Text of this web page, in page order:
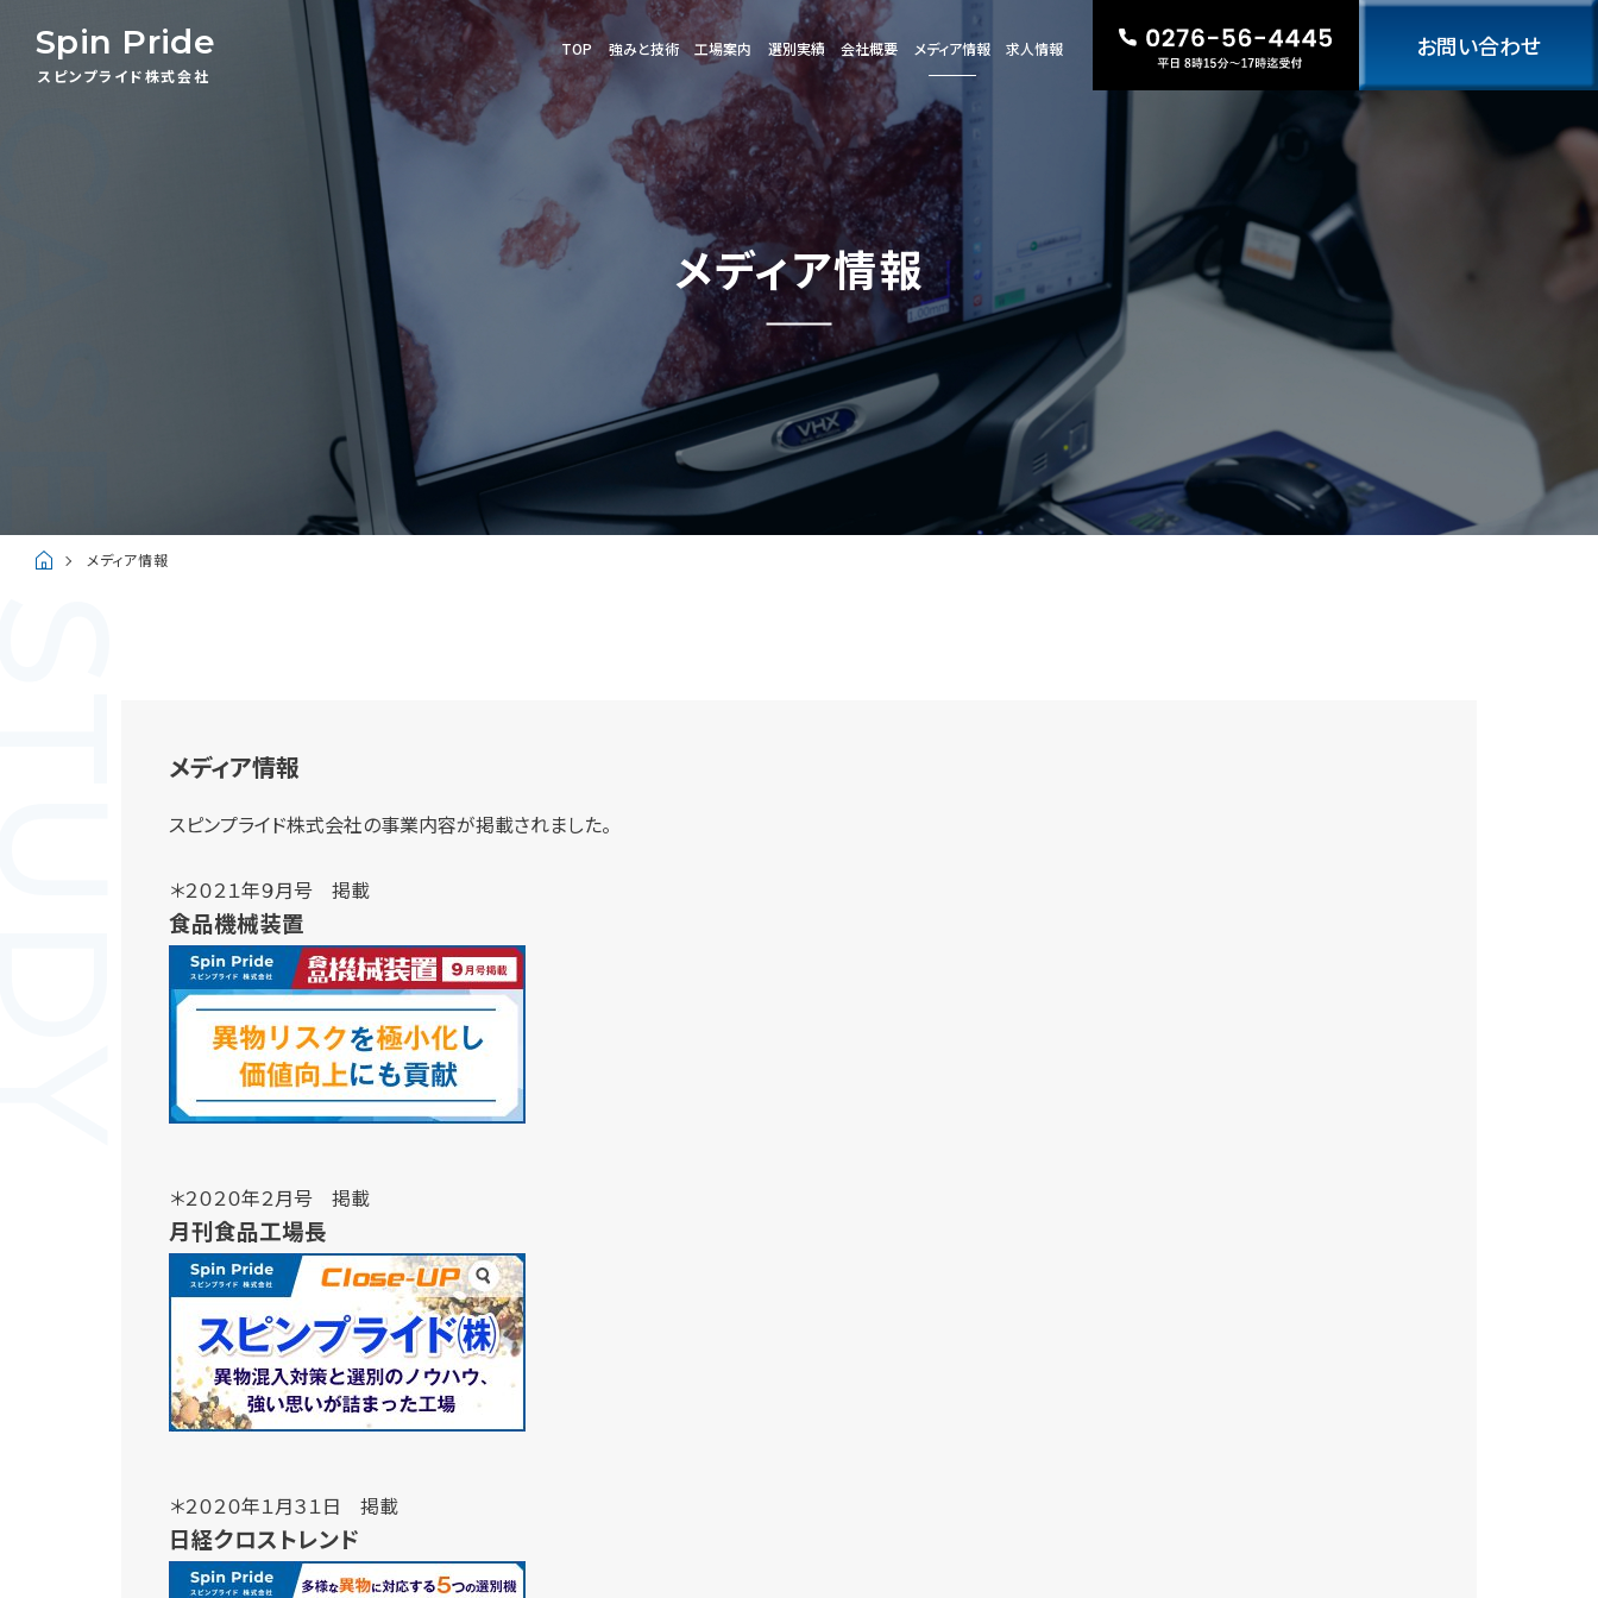
Spin Pride
スピンプライド株式会社
TOP 強みと技術 工場案内 選別実績 会社概要 メディア情報 求人情報 お問い合わせ
メディア情報
メディア情報
メディア情報
スピンプライド株式会社の事業内容が掲載されました。
＊２０２１年９月号 掲載
食品機械装置
＊２０２０年２月号 掲載
月刊食品工場長
＊２０２０年１月３１日 掲載
日経クロストレンド